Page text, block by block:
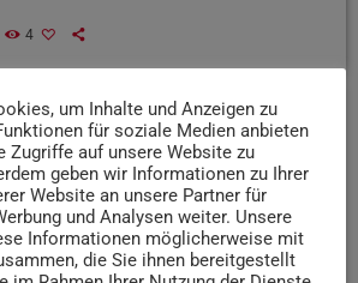
4
insert_link
um Inhalte und Anzeigen zu
für soziale Medien anbieten
Zugriffe auf unsere Website zu
geben wir Informationen zu Ihrer
Website an unsere Partner für
und Analysen weiter. Unsere
Informationen möglicherweise mit
die Sie ihnen bereitgestellt